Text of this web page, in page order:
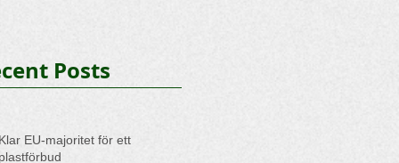
Posts
EU-majoritet för ett